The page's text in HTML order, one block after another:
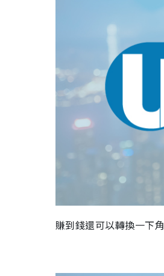
賺到錢還可以轉換一下